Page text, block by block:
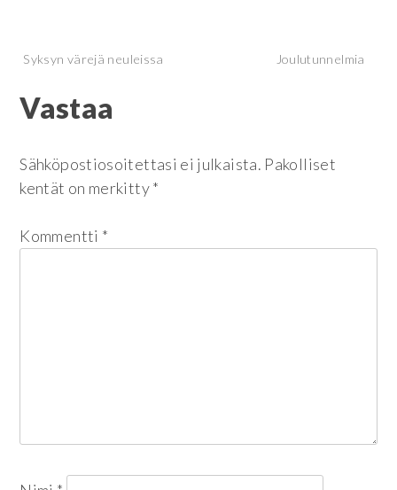
Artikkelien
selaus
Syksyn värejä neuleissa Joulutunnelmia
Vastaa
Sähköpostiosoitettasi ei julkaista. Pakolliset
kentät on merkitty*
Kommentti *